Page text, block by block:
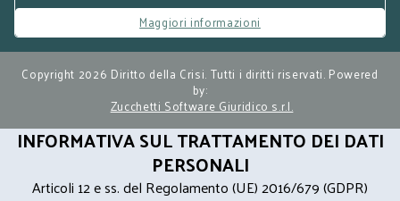
Maggiori informazioni
Copyright 2026 Diritto della Crisi. Tutti i diritti riservati. Powered
by:
Zucchetti Software Giuridico s.r.l.
INFORMATIVA SUL TRATTAMENTO DEI DATI
PERSONALI
Articoli 12 e ss. del Regolamento (UE) 2016/679 (GDPR)